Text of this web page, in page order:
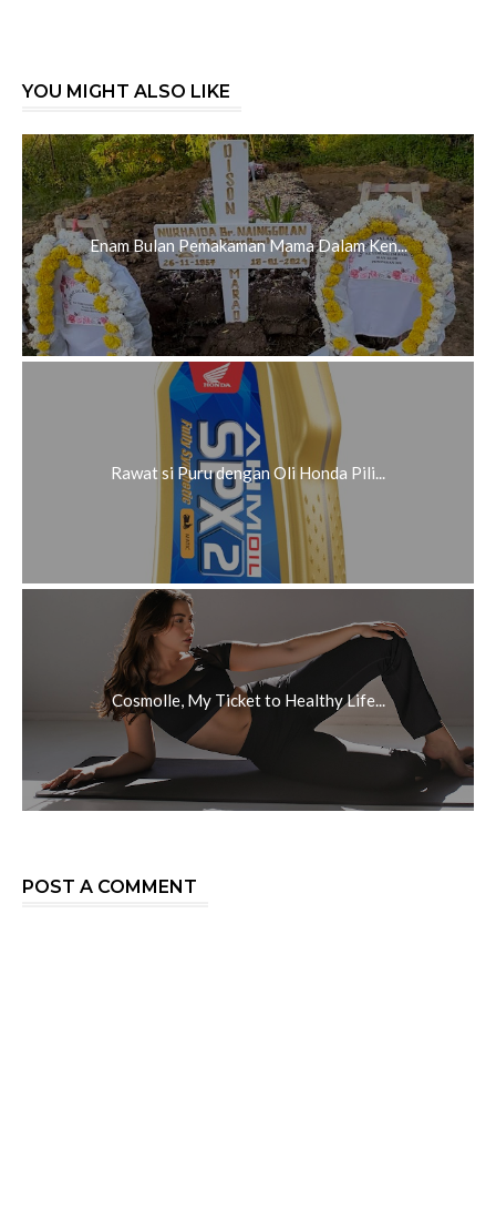
YOU MIGHT ALSO LIKE
Enam Bulan Pemakaman Mama Dalam Ken...
Rawat si Puru dengan Oli Honda Pili...
Cosmolle, My Ticket to Healthy Life...
POST A COMMENT